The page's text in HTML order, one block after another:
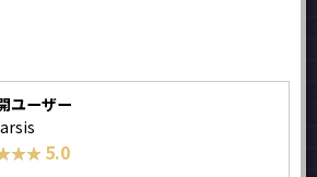
ユーザー
5.0